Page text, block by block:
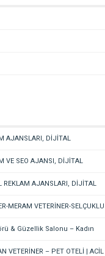
AJANSLARI, DİJİTAL
AJANSI, 360 REKLAM
VE SEO AJANSI, DİJİTAL
REKLAM
REKLAM AJANSLARI, DİJİTAL
AJANSI
MERAM VETERİNER-SELÇUKLU
KLİNİĞİ
& Güzellik Salonu – Kadın
Kuaför
VETERİNER – PET OTELİ | ACİL